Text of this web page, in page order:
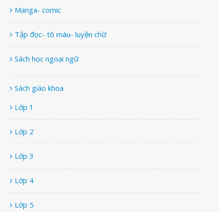
Manga- comic
Tập đọc- tô màu- luyện chữ
Sách học ngoại ngữ
Sách giáo khoa
Lớp 1
Lớp 2
Lớp 3
Lớp 4
Lớp 5